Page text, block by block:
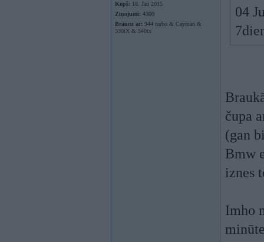
Kopš: 18. Jan 2015
Ziņojumi: 4300
Braucu ar: 944 turbo & Cayman &
330iX & 540ix
04
čupa
(gan
Bmw
iznes
Imho